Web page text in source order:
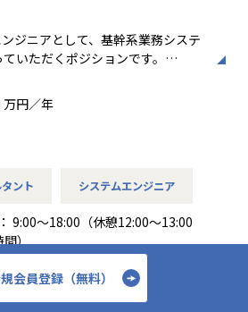
プ期間をしっかりご用意！
スキルカリキュラム～
機を触りながら練習
なスキルアップ
、PowerPlatformなど開発ス
ろんのこと、
の早期育成を目的とした様々なナ
。
、スキルアップの指標となる取り
ージ
界ではポピュラーだけど日本では
リューションやツールの導入・開
として導入されている状況にあり
課題解決案を提示するため、ERP
ツールを活用した分析・レポーティ
携したDX推進など
サービスを提供する』ことをモッ
のシステム化
にて予実管理を行っていたが
業負荷が問題となっていた。
ムにばらつきがあり、経営と現
が統一化出来ていないことが課題
上で管理し、同じ粒度でデータを
タの見える化を目指すとともに、
重インプットをなくし、業務工数
ートワーク
の在宅勤務が可能です。転勤はな
業は月平均10時間程度と少なく、
ジニアとして、基幹系業務システ
いただくポジションです。
流工程から、詳細設計・構築、
、一連の業務を担っています。
開発・改修のプロジェクトにて、
わっていただきます。
の提案、折衝を行っていただいた
ェクト管理もお任せできたらと考
万円／年
ント システムエンジニア
9:00～18:00（休憩12:00～13:00
間）
固定時間制（9時～18時、10時～19
の有無： 有（月平均10時間）
フィスDX」「Make work fun！」
に、
会員登録（無料）